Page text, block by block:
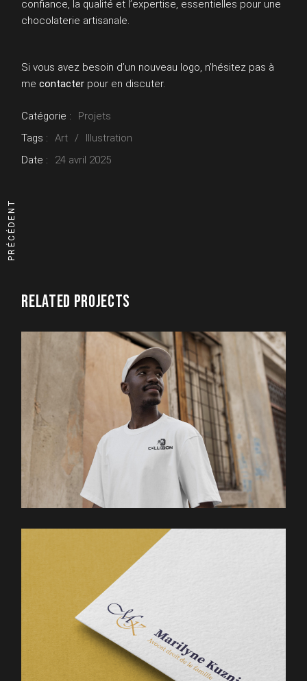
confiance, la qualité et l’expertise, essentielles pour une
chocolaterie artisanale.
Si vous avez besoin d’un nouveau logo, n’hésitez pas à
mecontacter pour en discuter.
Catégorie :
Projets
Tags :
Art
Illustration
Date :
24 avril 2025
RELATED PROJECTS
PRÉCÉDENT